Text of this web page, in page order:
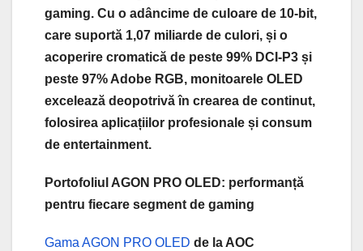
gaming. Cu o adâncime de culoare de 10-bit,
care suportă 1,07 miliarde de culori, și o
acoperire cromatică de peste 99% DCI-P3 și
peste 97% Adobe RGB, monitoarele OLED
excelează deopotrivă în crearea de continut,
folosirea aplicațiilor profesionale și consum
de entertainment.
Portofoliul AGON PRO OLED: performanță
pentru fiecare segment de gaming
Gama AGON PRO OLED de la AOC